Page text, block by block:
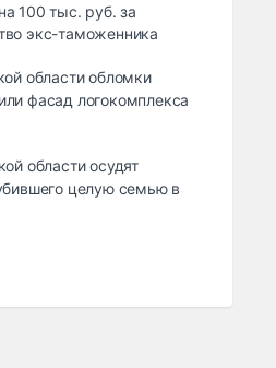
100 тыс. руб. за
экс-таможенника
области обломки
фасад логокомплекса
области осудят
целую семью в